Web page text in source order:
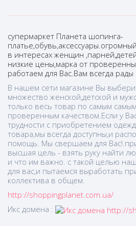
супермаркет Планета шопинга-
в интересах женщин
низкие цены,марка от
работаем для Вас.Вам всегда рады
В нашем сети магазине Вы
множество женской,детской и
только весь товар по самым
проверенным качеством.Если у
трудности с приобретением
товара,мы всегда доступны,и
помощь. Мы свершаем для
высшая цель - взять руку найти
и что им важно. с такой целью
для вас,и пытаемся выработать
коллектива в общем.
http://shoppingplanet.com.ua/
Икс домена :